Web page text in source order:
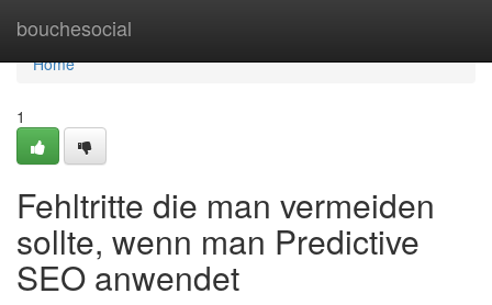
bouchesocial
Home
Home
1
Fehltritte die man vermeiden
sollte, wenn man Predictive
SEO anwendet